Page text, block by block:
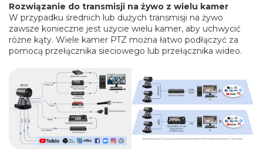
Rozwiązanie do transmisji na żywo z wielu kamer
W przypadku średnich lub dużych transmisji na żywo
zawsze konieczne jest użycie wielu kamer, aby uchwycić
różne kąty. Wiele kamer PTZ można łatwo podłączyć za
pomocą przełącznika sieciowego lub przełącznika wideo.